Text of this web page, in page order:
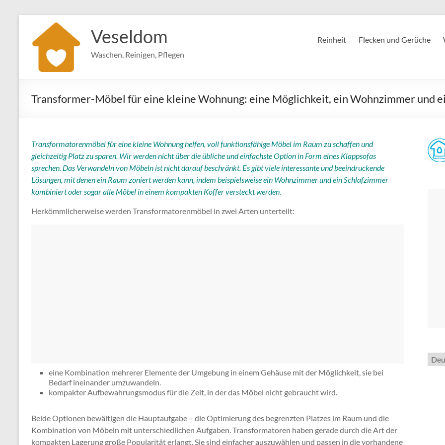
springen
Veseldom
Waschen, Reinigen, Pflegen
Reinheit Flecken und Gerüche
Transformer-Möbel für eine kleine Wohnung: eine Möglichkeit, ein Wohnzimmer und
Transformatorenmöbel für eine kleine Wohnung helfen, voll funktionsfähige Möbel im Raum zu schaffen und
gleichzeitig Platz zu sparen. Wir werden nicht über die übliche und einfachste Option in Form eines Klappsofas
sprechen. Das Verwandeln von Möbeln ist nicht darauf beschränkt. Es gibt viele interessante und beeindruckende
Lösungen, mit denen ein Raum zoniert werden kann, indem beispielsweise ein Wohnzimmer und ein Schlafzimmer
kombiniert oder sogar alle Möbel in einem kompakten Koffer versteckt werden.
Herkömmlicherweise werden Transformatorenmöbel in zwei Arten unterteilt:
eine Kombination mehrerer Elemente der Umgebung in einem Gehäuse mit der Möglichkeit, sie bei
Bedarf ineinander umzuwandeln.
kompakter Aufbewahrungsmodus für die Zeit, in der das Möbel nicht gebraucht wird.
Beide Optionen bewältigen die Hauptaufgabe – die Optimierung des begrenzten Platzes im Raum und die
Kombination von Möbeln mit unterschiedlichen Aufgaben. Transformatoren haben gerade durch die Art der
kompakten Lagerung große Popularität erlangt. Sie sind einfacher auszuwählen und passen in die vorhandene